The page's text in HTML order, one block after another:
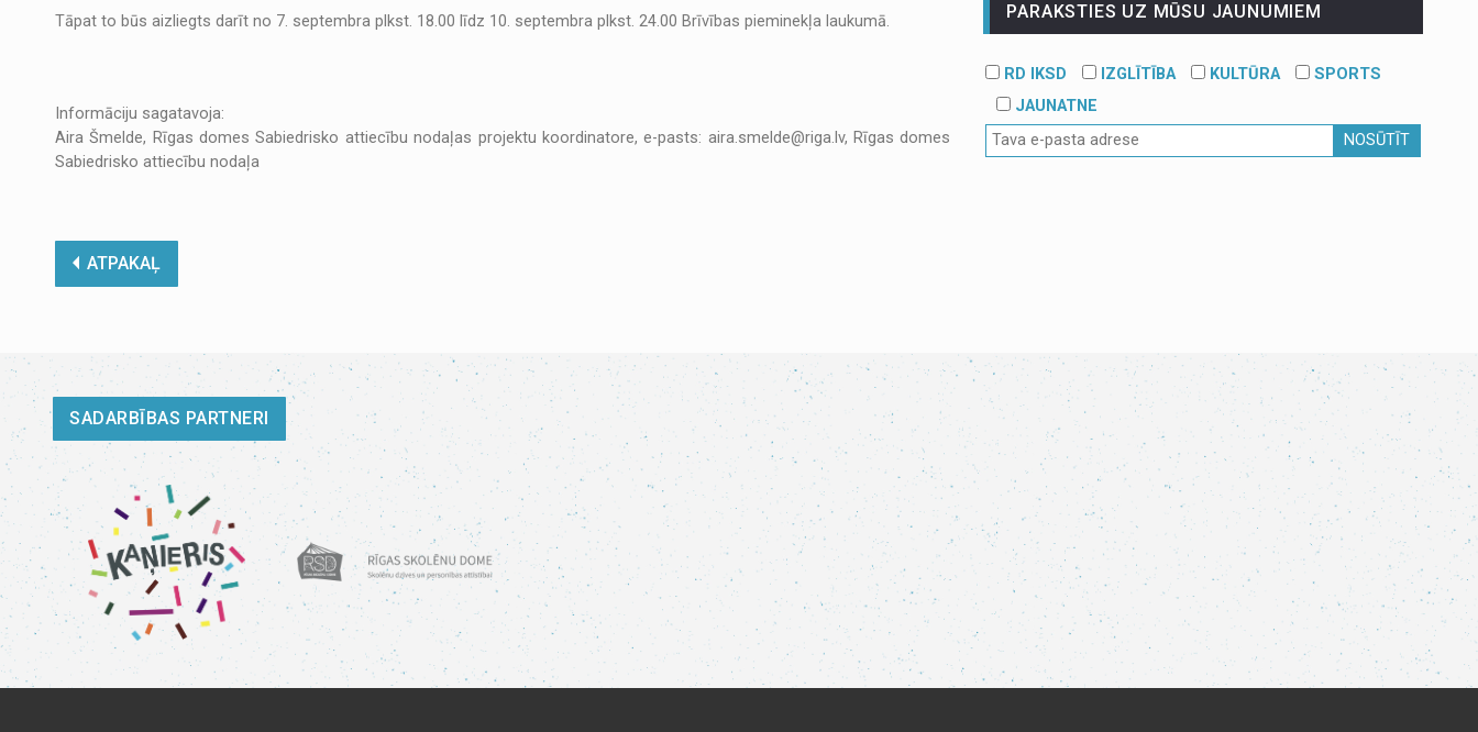
Tāpat to būs aizliegts darīt no 7. septembra plkst. 18.00 līdz 10. septembra plkst. 24.00 Brīvības pieminekļa laukumā.
Informāciju sagatavoja:
Aira Šmelde, Rīgas domes Sabiedrisko attiecību nodaļas projektu koordinatore, e-pasts: aira.smelde@riga.lv, Rīgas domes
Sabiedrisko attiecību nodaļa
ATPAKAĻ
PARAKSTIES UZ MŪSU JAUNUMIEM
RD IKSD IZGLĪTĪBA KULTŪRA
SPORTS
JAUNATNE
NOSŪTĪT
SADARBĪBAS PARTNERI